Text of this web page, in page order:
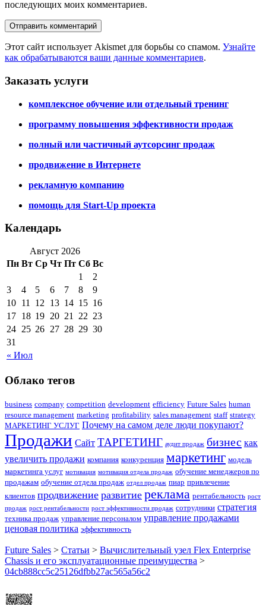
последующих моих комментариев.
Этот сайт использует Akismet для борьбы со спамом. Узнайте
как обрабатываются ваши данные комментариев.
Заказать услуги
комплексное обучение или отдельный тренинг
программу повышения эффективности продаж
полный или частичный аутсорсинг продаж
продвижение в Интернете
рекламную компанию
помощь для Start-Up проекта
Календарь
Август 2026
Пн Вт Ср Чт Пт Сб Вс
« Июл
1
2
3
4 5 6 7 8
9
10 11 12 13 14 15 16
17 18 19 20 21 22 23
24 25 26 27 28 29 30
31
Облако тегов
business company competition development efficiency Future Sales human
resource management marketing profitability sales management staff strategy
МАРКЕТИНГ УСЛУГ Почему на самом деле люди покупают?
Продажи Сайт ТАРГЕТИНГ аудит продаж бизнес как
увеличить продажи компания конкуренция маркетинг модель
маркетинга услуг мотивация мотивация отдела продаж обучение менеджеров по
продажам обучение отдела продаж отдел продаж пиар привлечение
клиентов продвижение развитие реклама рентабельность рост
продаж рост рентабельности рост эффективности продаж сотрудники стратегия
техника продаж управление персоналом управление продажами
ценовая политика эффективность
Future Sales > Статьи > Вычислительный узел Flex Enterprise
Chassis и его эксплуатационные преимущества >
04cb888cc5c25126dfbb27ac565a56c2